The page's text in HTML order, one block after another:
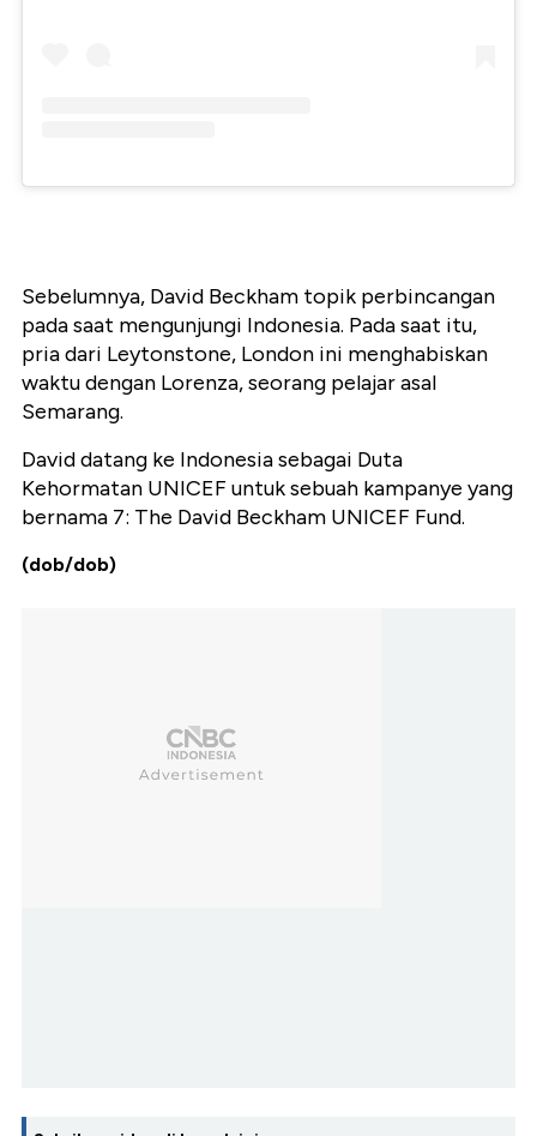
Sebelumnya, David Beckham topik perbincangan
pada saat mengunjungi Indonesia. Pada saat itu,
pria dari Leytonstone, London ini menghabiskan
waktu dengan Lorenza, seorang pelajar asal
Semarang.
David datang ke Indonesia sebagai Duta
Kehormatan UNICEF untuk sebuah kampanye yang
bernama 7: The David Beckham UNICEF Fund.
(dob/dob)